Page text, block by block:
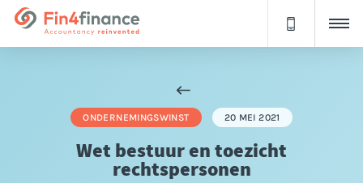
ONDERNEMINGSWINST 20 MEI 2021
Wet bestuur en toezicht
rechtspersonen